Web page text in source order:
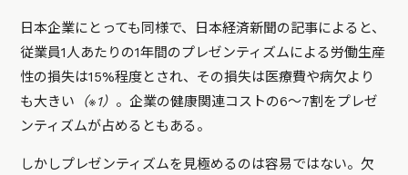
日本企業にとっても同様で、日本経済新聞の記事によると、
従業員1人あたりの1年間のプレゼンティズムによる労働生産
性の損失は15%程度とされ、その損失は医療費や病欠より
も大きい （※1） 。企業の健康関連コストの6〜7割をプレゼ
ンティズムが占めるともある。
しかしプレゼンティズムを見極めるのは容易ではない。欠